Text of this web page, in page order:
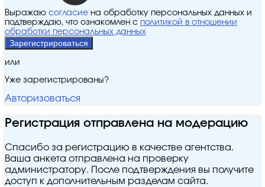
Выражаю согласие на обработку персональных данных и
подтверждаю, что ознакомлен с политикой в отношении
обработки персональных данных
Зарегистрироваться
или
Уже зарегистрированы?
Авторизоваться
Регистрация отправлена на модерацию
Спасибо за регистрацию в качестве агентства.
Ваша анкета отправлена на проверку
администратору. После подтверждения вы получите
доступ к дополнительным разделам сайта.